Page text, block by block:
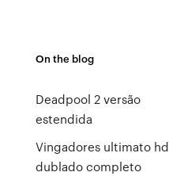
On the blog
Deadpool 2 versão
estendida
Vingadores ultimato hd
dublado completo